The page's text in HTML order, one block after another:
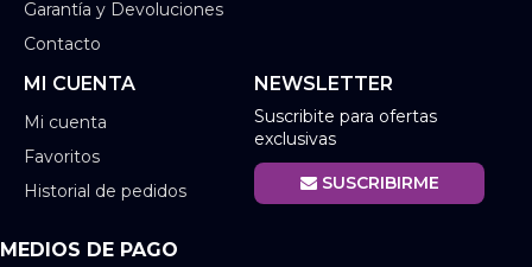
Garantía y Devoluciones
Contacto
MI CUENTA
Mi cuenta
Favoritos
Historial de pedidos
NEWSLETTER
Suscribite para ofertas
exclusivas
SUSCRIBIRME
MEDIOS DE PAGO